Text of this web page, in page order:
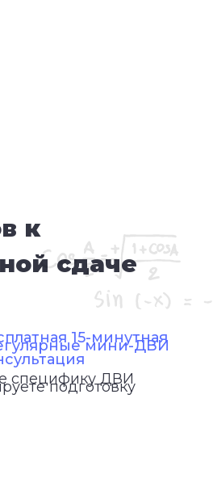
специфику ДВИ
подготовку
к
сдаче
15-минутная
мини-ДВИ